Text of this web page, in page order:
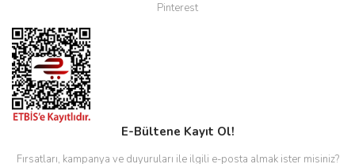
Pinterest
E-Bültene Kayıt Ol!
Fırsatları, kampanya ve duyuruları ile ilgili e-posta almak ister misiniz?